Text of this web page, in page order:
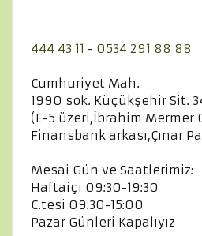
444 43 11 - 0534 291 88 88
Cumhuriyet Mah.
1990 sok. Küçükşehir Sit.
(E-5 üzeri,İbrahim Mermer
Finansbank arkası,Çınar
Mesai Gün ve Saatlerimiz:
Haftaiçi 09:30-19:30
C.tesi 09:30-15:00
Pazar Günleri Kapalıyız